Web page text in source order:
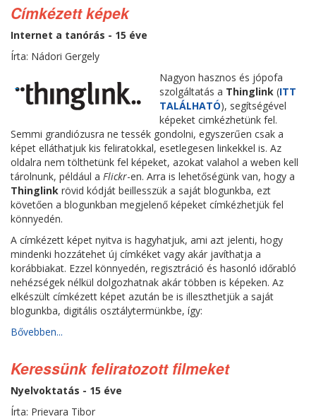
Címkézett képek
Internet a tanórás - 15 éve
Írta: Nádori Gergely
Nagyon hasznos és jópofa
szolgáltatás a Thinglink (ITT
TALÁLHATÓ), segítségével
képeket cimkézhetünk fel.
Semmi grandiózusra ne tessék gondolni, egyszerűen csak a
képet elláthatjuk kis feliratokkal, esetlegesen linkekkel is. Az
oldalra nem tölthetünk fel képeket, azokat valahol a weben kell
tárolnunk, például a Flickr-en. Arra is lehetőségünk van, hogy a
Thinglink rövid kódját beillesszük a saját blogunkba, ezt
követően a blogunkban megjelenő képeket címkézhetjük fel
könnyedén.
A címkézett képet nyitva is hagyhatjuk, ami azt jelenti, hogy
mindenki hozzátehet új címkéket vagy akár javíthatja a
korábbiakat. Ezzel könnyedén, regisztráció és hasonló időrabló
nehézségek nélkül dolgozhatnak akár többen is képeken. Az
elkészült címkézett képet azután be is illeszthetjük a saját
blogunkba, digitális osztálytermünkbe, így:
Bővebben...
Keressünk feliratozott filmeket
Nyelvoktatás - 15 éve
Írta: Prievara Tibor